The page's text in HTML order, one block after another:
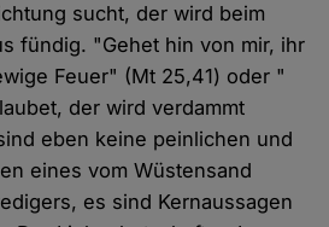
sucht, der wird beim
fündig. "Gehet hin von mir, ihr
Feuer" (Mt 25,41) oder "
der wird verdammt
eben keine peinlichen und
eines vom Wüstensand
es sind Kernaussagen